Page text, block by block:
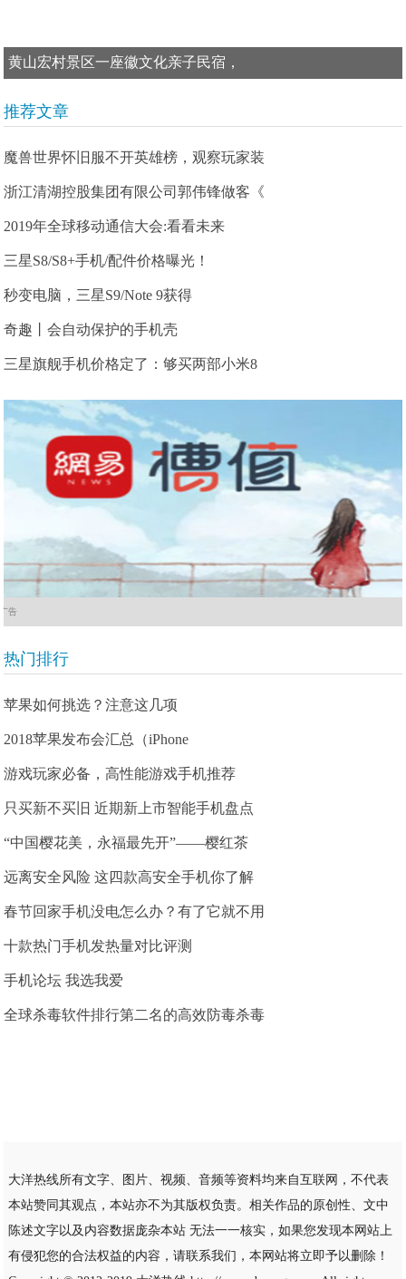
黄山宏村景区一座徽文化亲子民宿，
推荐文章
魔兽世界怀旧服不开英雄榜，观察玩家装
浙江清湖控股集团有限公司郭伟锋做客《
2019年全球移动通信大会:看看未来
三星S8/S8+手机/配件价格曝光！
秒变电脑，三星S9/Note 9获得
奇趣丨会自动保护的手机壳
三星旗舰手机价格定了：够买两部小米8
广告
热门排行
苹果如何挑选？注意这几项
2018苹果发布会汇总（iPhone
游戏玩家必备，高性能游戏手机推荐
只买新不买旧 近期新上市智能手机盘点
“中国樱花美，永福最先开”——樱红茶
远离安全风险 这四款高安全手机你了解
春节回家手机没电怎么办？有了它就不用
十款热门手机发热量对比评测
手机论坛 我选我爱
全球杀毒软件排行第二名的高效防毒杀毒
大洋热线所有文字、图片、视频、音频等资料均来自互联网，不代表
本站赞同其观点，本站亦不为其版权负责。相关作品的原创性、文中
陈述文字以及内容数据庞杂本站 无法一一核实，如果您发现本网站上
有侵犯您的合法权益的内容，请联系我们，本网站将立即予以删除！